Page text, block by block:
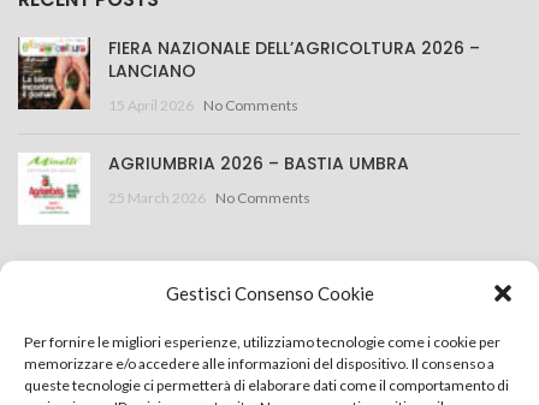
Gestisci Consenso Cookie
Per fornire le migliori esperienze, utilizziamo tecnologie come i cookie per
memorizzare e/o accedere alle informazioni del dispositivo. Il consenso a
queste tecnologie ci permetterà di elaborare dati come il comportamento di
FIERA NAZIONALE DELL’AGRICOLTURA 2026 –
LANCIANO
15 April 2026 No Comments
AGRIUMBRIA 2026 – BASTIA UMBRA
25 March 2026 No Comments
Via della Costituzione 43, 42015 Correggio (RE) Italy